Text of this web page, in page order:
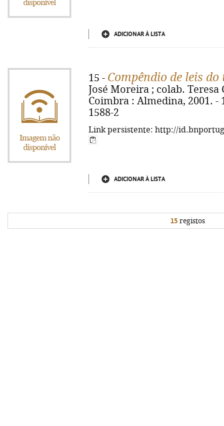
ADICIONAR À LISTA
15 - Compêndio de leis
José Moreira ; colab. Teresa
Coimbra : Almedina, 2001. -
1588-2
Link persistente: http://
ADICIONAR À LISTA
15registos